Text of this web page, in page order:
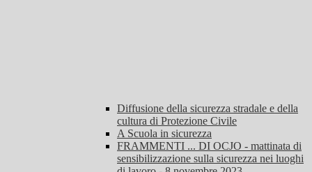
Diffusione della sicurezza stradale e della
cultura di Protezione Civile
A Scuola in sicurezza
FRAMMENTI ... DI OCJO - mattinata di
sensibilizzazione sulla sicurezza nei luoghi